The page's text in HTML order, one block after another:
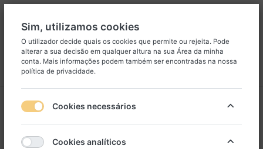
Menu Iniciar sessão
8
Sim, utilizamos cookies
O utilizador decide quais os cookies que permite ou rejeita. Pode
alterar a sua decisão em qualquer altura na sua Área da minha
conta. Mais informações podem também ser encontradas na nossa
política de privacidade.
Cookies necessários
Cookies analíticos